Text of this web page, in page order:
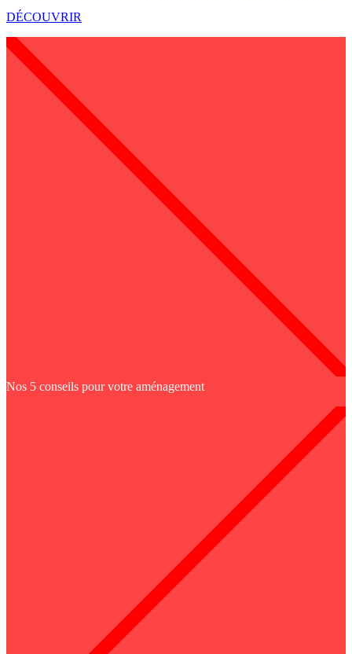
DÉCOUVRIR
Nos 5 conseils pour votre aménagement